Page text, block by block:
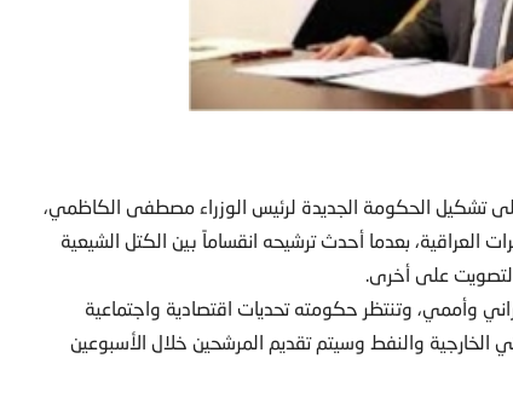
تشكيل الحكومة الجديدة لرئيس الوزراء مصطفى الكاظمي،
العراقية، بعدما أحدث ترشيحه انقساماً بين الكتل الشيعية
وأممي، وتنتظر حكومته تحديات اقتصادية واجتماعية
والنفط وسيتم تقديم المرشحين خلال الأسبوعين